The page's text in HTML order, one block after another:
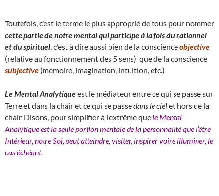
Toutefois, c’est le terme le plus approprié de tous pour nommer
cette partie de notre mental qui participe à la fois du rationnel
et du spirituel , c’est à dire aussi bien de la conscienceobjective
(relative au fonctionnement des 5 sens) que de la conscience
subjective (mémoire, imagination, intuition, etc.)
Le Mental Analytiqueest le médiateur entre ce qui se passe sur
Terre et dans la chair et ce qui se passedans le cielet hors de la
chair. Disons, pour simplifier à l’extrême que le Mental
Analytique est la seule portion mentale de la personnalité que l’être
Intérieur, notre Soi, peut atteindre, visiter, inspirer voire illuminer, le
cas échéant.